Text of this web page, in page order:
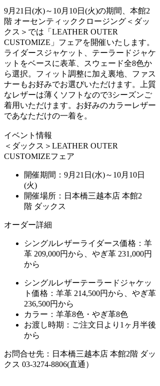
9月21日(水)～10月10日(火)の期間、本館2
階 オーセンティッククロージング＜ダッ
クス＞では「LEATHER OUTER
CUSTOMIZE」フェアを開催いたします。
ライダースジャケット、テーラードジャケ
ットをベースに表革、スウェード全8色か
ら選択。フィット調整に加え裏地、ファス
ナーもお好みでお選びいただけます。上質
なレザーは薄くソフトなので3シーズンご
着用いただけます。お好みのカラーレザー
であなただけの一着を。
イベント情報
＜ダックス＞LEATHER OUTER
CUSTOMIZEフェア
開催期間：9月21日(水)～10月10日
(火)
開催場所：日本橋三越本店 本館2
階 ダックス
オーダー詳細
シングルレザーライダース価格：羊
革 209,000円から、やぎ革 231,000円
から
シングルレザーテーラードジャケッ
ト価格：羊革 214,500円から、やぎ革
236,500円から
カラー：羊革8色・やぎ革8色
お渡し時期：ご注文日より1ヶ月半後
から
お問合せ先：日本橋三越本店 本館2階 ダッ
クス 03-3274-8806(直通）